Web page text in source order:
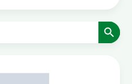
Search Button